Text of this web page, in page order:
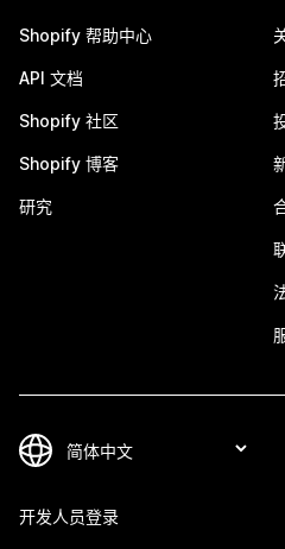
Shopify 帮助中心
API 文档
Shopify 社区
Shopify 博客
研究
开发人员登录